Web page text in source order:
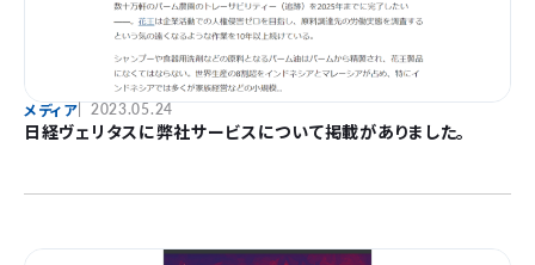
メディア 2023.05.24
日経ヴェリタスに弊社サービスについて掲載がありました。